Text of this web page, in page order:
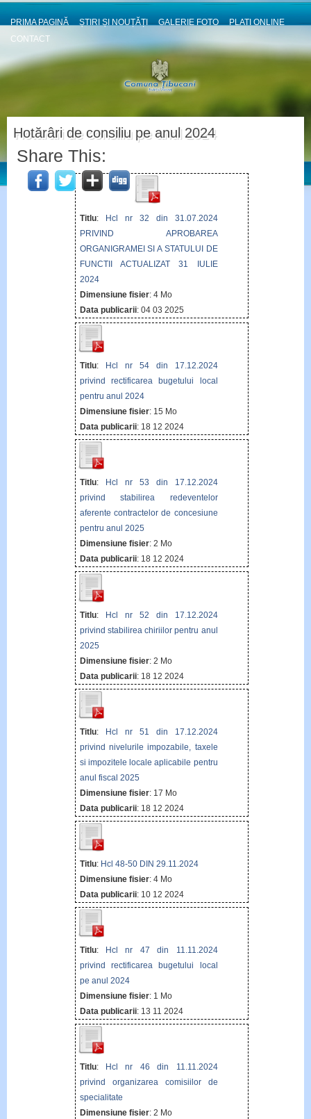
PRIMA PAGINĂ ȘTIRI ȘI NOUȚĂȚI GALERIE FOTO
PLATI ONLINE
CONTACT
Hotărâri de consiliu pe anul 2024
Share This:
Titlu:
Hcl nr 32 din 31.07.2024
PRIVIND APROBAREA
ORGANIGRAMEI SI A STATULUI DE
FUNCTII ACTUALIZAT 31 IULIE
2024
Dimensiune fisier: 4 Mo
Data publicarii: 04 03 2025
Titlu:
Hcl nr 54 din 17.12.2024
privind rectificarea bugetului local
pentru anul 2024
Dimensiune fisier: 15 Mo
Data publicarii: 18 12 2024
Titlu:
Hcl nr 53 din 17.12.2024
privind stabilirea redeventelor
aferente contractelor de concesiune
pentru anul 2025
Dimensiune fisier: 2 Mo
Data publicarii: 18 12 2024
Titlu: Hcl nr 52 din 17.12.2024
privind stabilirea chiriilor pentru anul
2025
Dimensiune fisier: 2 Mo
Data publicarii: 18 12 2024
Titlu: Hcl nr 51 din 17.12.2024
privind nivelurile impozabile, taxele
si impozitele locale aplicabile pentru
anul fiscal 2025
Dimensiune fisier: 17 Mo
Data publicarii: 18 12 2024
Titlu: Hcl 48-50 DIN 29.11.2024
Dimensiune fisier: 4 Mo
Data publicarii: 10 12 2024
Titlu:
Hcl nr 47 din 11.11.2024
privind rectificarea bugetului local
pe anul 2024
Dimensiune fisier: 1 Mo
Data publicarii: 13 11 2024
Titlu:
Hcl nr 46 din 11.11.2024
privind organizarea comisiilor de
specialitate
Dimensiune fisier: 2 Mo